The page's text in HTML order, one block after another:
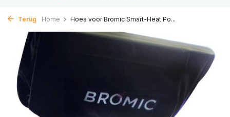
Terug Home Hoes voor Bromic Smart-Heat Po...